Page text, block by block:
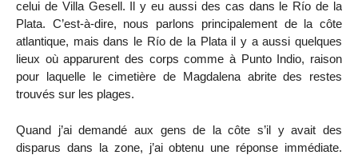
celui de Villa Gesell. Il y eu aussi des cas dans le Río de la
Plata. C’est-à-dire, nous parlons principalement de la côte
atlantique, mais dans le Río de la Plata il y a aussi quelques
lieux où apparurent des corps comme à Punto Indio, raison
pour laquelle le cimetière de Magdalena abrite des restes
trouvés sur les plages.
Quand j’ai demandé aux gens de la côte s’il y avait des
disparus dans la zone, j’ai obtenu une réponse immédiate.